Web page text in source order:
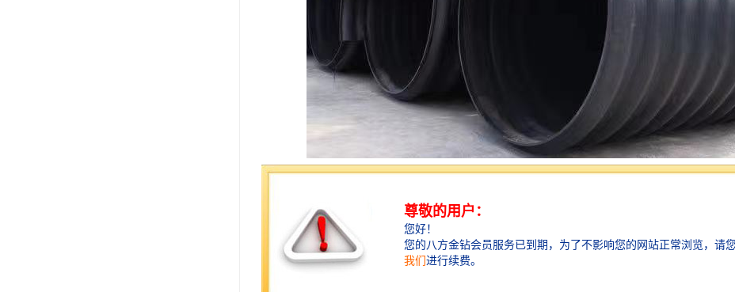
HDPE双壁波纹管连接的技术在不断的使用中逐渐成熟，它的热熔连接包括以下三种方法：